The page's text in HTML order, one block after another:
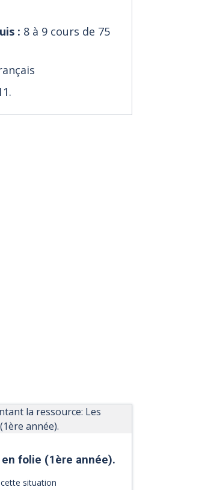
: 8 à 9 cours de 75
folie (1ère année).
situation